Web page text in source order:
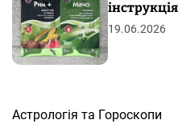
19.06.2026
Астрологія та Гороскопи